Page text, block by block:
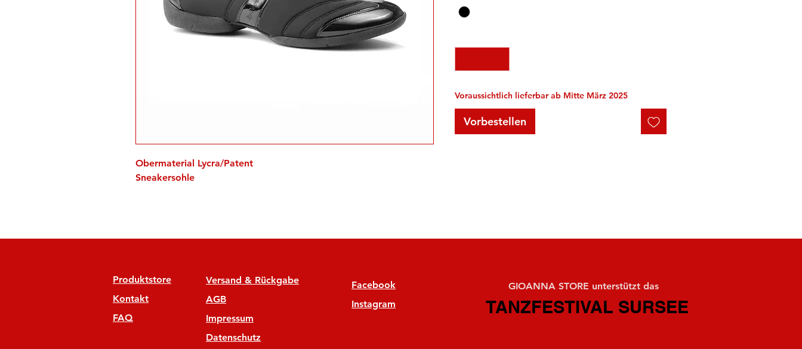
Obermaterial Lycra/Patent
Sneakersohle
Voraussichtlich lieferbar ab Mitte März 2025
Vorbestellen
Produktstore
Kontakt
FAQ
Versand & Rückgabe
AGB
Impressum
Datenschutz
Facebook
Instagram
GIOANNA STORE unterstützt das
TANZFESTIVAL SURSEE
TANZFESTIVAL SURSEE